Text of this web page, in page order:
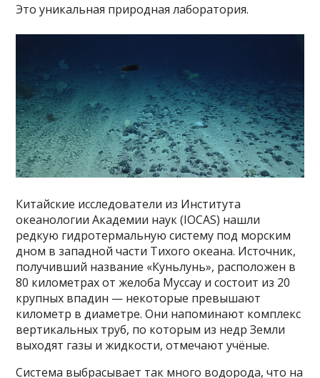
Это уникальная природная лаборатория.
Китайские исследователи из Института
океанологии Академии наук (IOCAS) нашли
редкую гидротермальную систему под морским
дном в западной части Тихого океана. Источник,
получивший название «Куньлунь», расположен в
80 километрах от желоба Муссау и состоит из 20
крупных впадин — некоторые превышают
километр в диаметре. Они напоминают комплекс
вертикальных труб, по которым из недр Земли
выходят газы и жидкости, отмечают учёные.
Система выбрасывает так много водорода, что на